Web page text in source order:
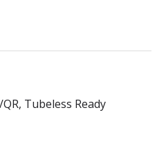
Tubeless Ready